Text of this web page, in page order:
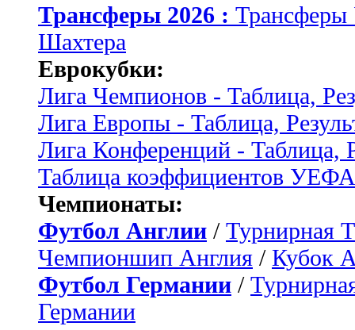
Трансферы 2026 :
Шахтера
Еврокубки:
Лига Чемпионов - Таблица,
Лига Европы - Таблица,
Лига Конференций - Таблица,
Таблица коэффициентов УЕФА
Чемпионаты:
Футбол Англии / Турнирная
Чемпионшип Англия / Кубок
Футбол Германии /
Германии